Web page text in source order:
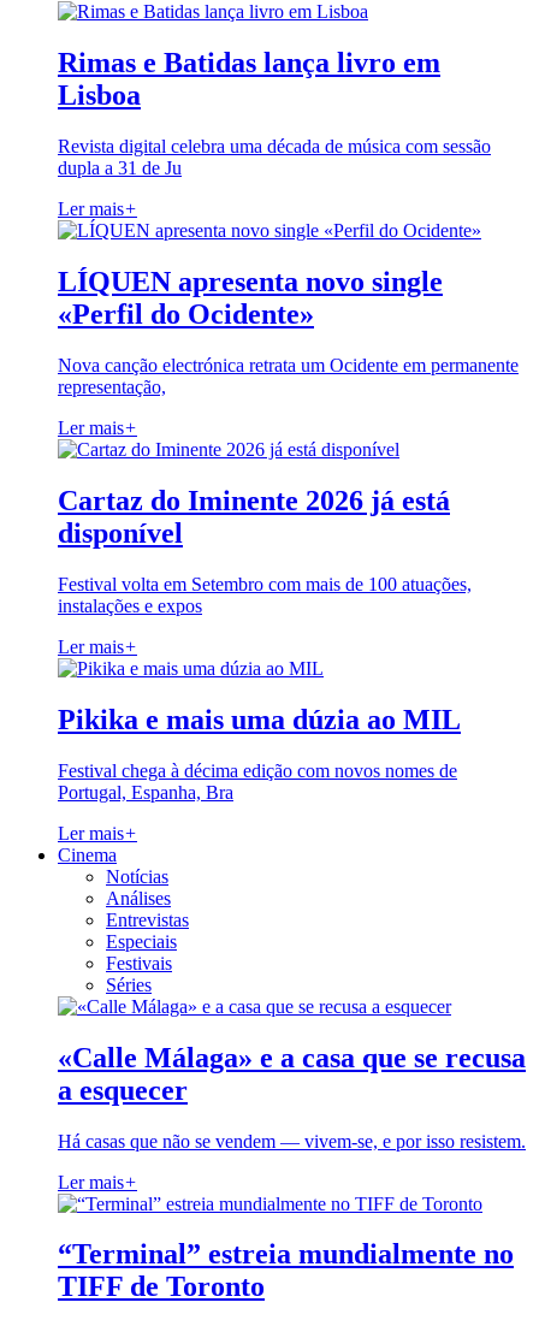
Rimas e Batidas lança livro em
Lisboa
Revista digital celebra uma década de música com sessão
dupla a 31 de Ju
Ler mais+
LÍQUEN apresenta novo single
«Perfil do Ocidente»
Nova canção electrónica retrata um Ocidente em permanente
representação,
Ler mais+
Cartaz do Iminente 2026 já está
disponível
Festival volta em Setembro com mais de 100 atuações,
instalações e expos
Ler mais+
Pikika e mais uma dúzia ao MIL
Festival chega à décima edição com novos nomes de
Portugal, Espanha, Bra
Ler mais+
Cinema
Notícias
Análises
Entrevistas
Especiais
Festivais
Séries
«Calle Málaga» e a casa que se recusa
a esquecer
Há casas que não se vendem — vivem-se, e por isso resistem.
Ler mais+
“Terminal” estreia mundialmente no
TIFF de Toronto